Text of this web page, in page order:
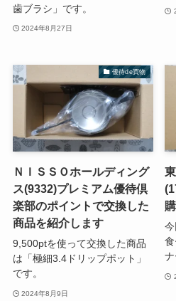
歯ブラシ」です。
2024年8月27日
優待de買物
ＮＩＳＳＯホールディング
ス(9332)プレミアム優待倶
楽部のポイントで交換した
商品を紹介します
9,500ptを使って交換した商品
は「極細3.4ドリップポット」
です。
2024年8月9日